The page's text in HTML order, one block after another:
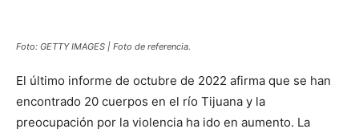
Foto: GETTY IMAGES | Foto de referencia.
El último informe de octubre de 2022 afirma que se han
encontrado 20 cuerpos en el río Tijuana y la
preocupación por la violencia ha ido en aumento. La